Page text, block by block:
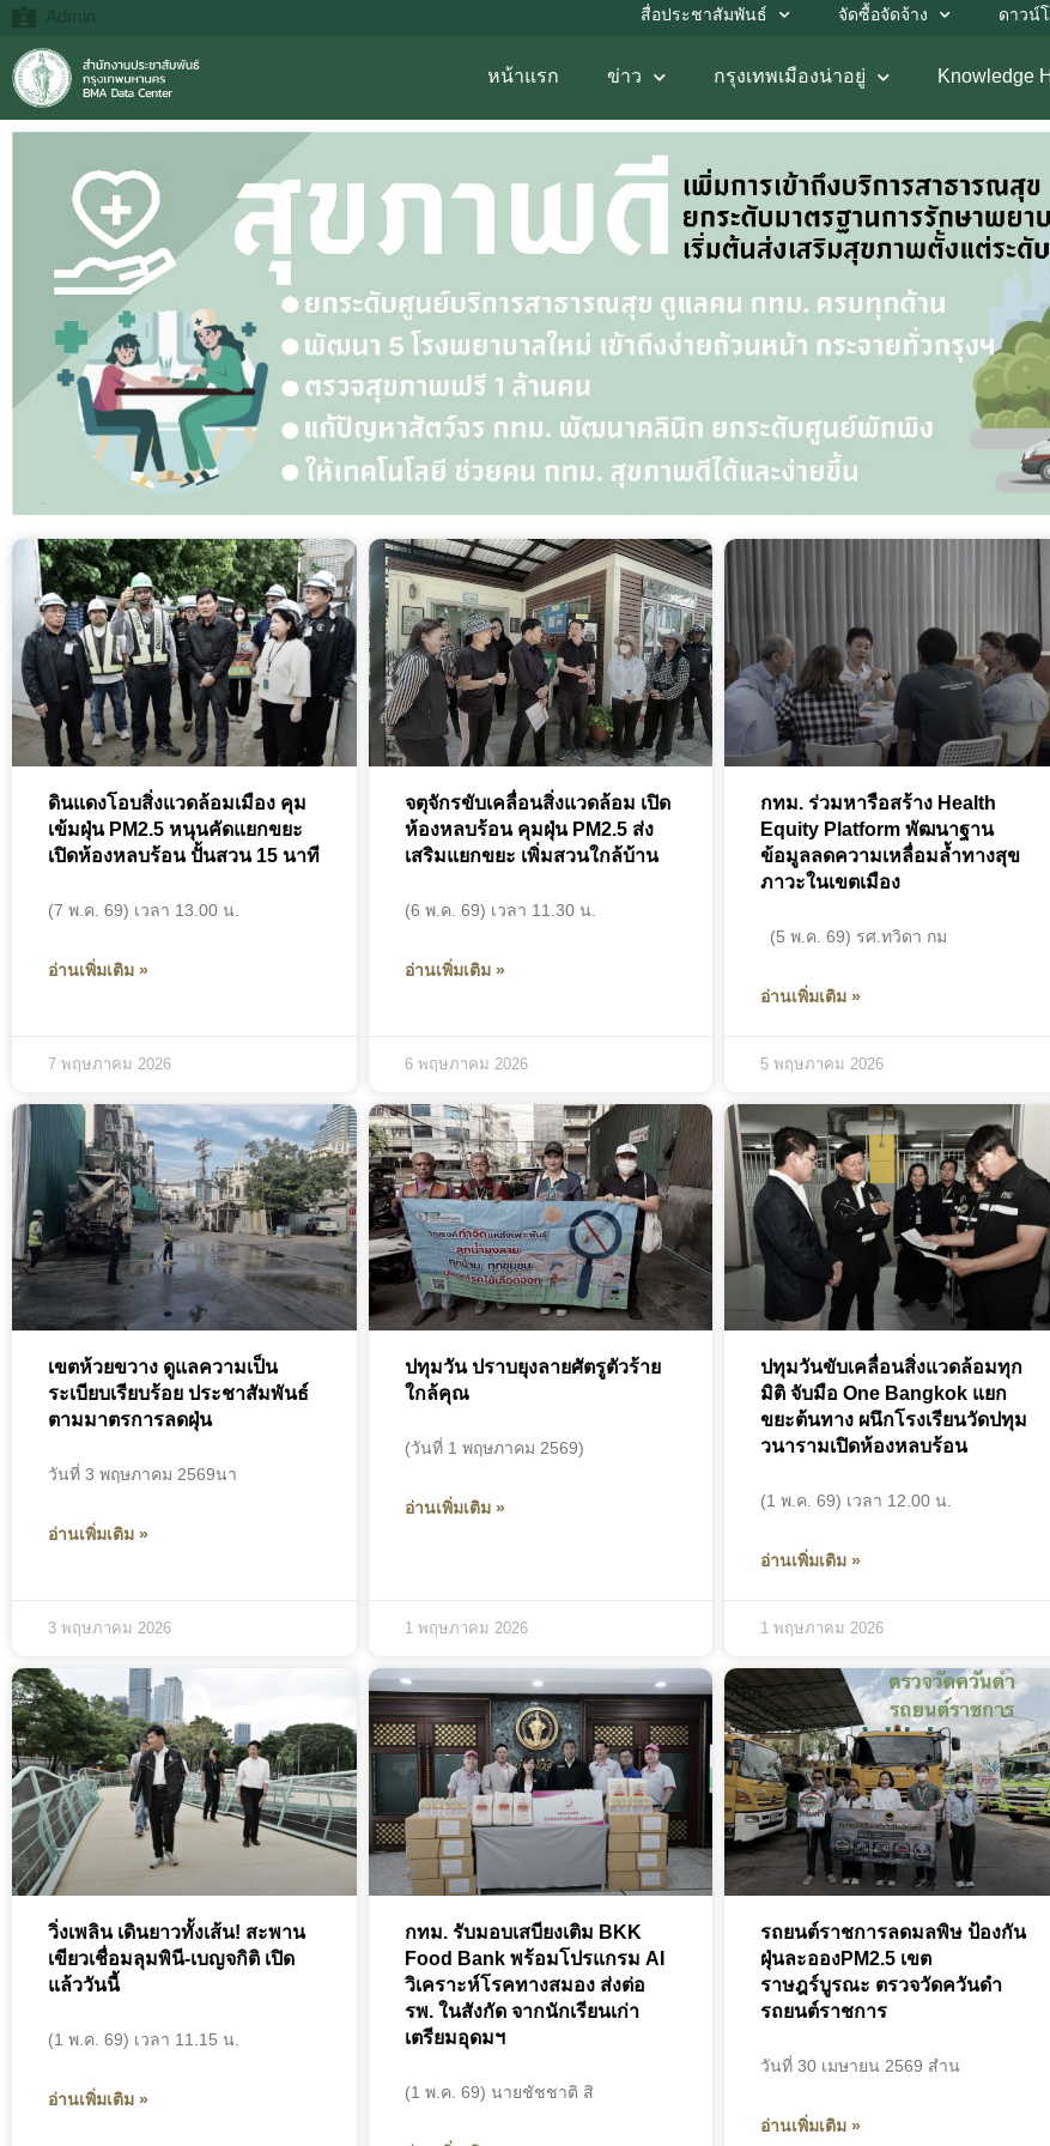
สื่อประชาสัมพันธ์ จัดซื้อจัดจ้าง ดาวน์
หน้าแรก ข่าว กรุงเทพเมืองน่าอยู่ Knowledge
ดินแดงโอบสิ่งแวดล้อมเมือง คุม
เข้มฝุ่น PM2.5 หนุนคัดแยกขยะ
เปิดห้องหลบร้อน ปั้นสวน 15 นาที
(7 พ.ค. 69) เวลา 13.00 น.
อ่านเพิ่มเติม »
7 พฤษภาคม 2026
จตุจักรขับเคลื่อนสิ่งแวดล้อม เปิด
ห้องหลบร้อน คุมฝุ่น PM2.5 ส่ง
เสริมแยกขยะ เพิ่มสวนใกล้บ้าน
(6 พ.ค. 69) เวลา 11.30 น.
อ่านเพิ่มเติม »
6 พฤษภาคม 2026
กทม. ร่วมหารือสร้าง Health
Equity Platform พัฒนาฐาน
ข้อมูลลดความเหลื่อมล้ำทางสุข
ภาวะในเขตเมือง
(5 พ.ค. 69) รศ.ทวิดา กม
อ่านเพิ่มเติม »
5 พฤษภาคม 2026
เขตห้วยขวาง ดูแลความเป็น
ระเบียบเรียบร้อย ประชาสัมพันธ์
ตามมาตรการลดฝุ่น
วัน​ที่ 3 พฤษภาคม​ 2569นา
อ่านเพิ่มเติม »
3 พฤษภาคม 2026
ปทุมวัน​ ปราบยุงลายศัตรูตัวร้าย
ใกล้คุณ
(วันที่ 1 พฤษภาคม 2569)​
อ่านเพิ่มเติม »
1 พฤษภาคม 2026
ปทุมวันขับเคลื่อนสิ่งแวดล้อมทุก
มิติ จับมือ One Bangkok แยก
ขยะต้นทาง ผนึกโรงเรียนวัดปทุม
วนารามเปิดห้องหลบร้อน
(1 พ.ค. 69) เวลา 12.00 น.
อ่านเพิ่มเติม »
1 พฤษภาคม 2026
วิ่งเพลิน เดินยาวทั้งเส้น! สะพาน
เขียวเชื่อมลุมพินี-เบญจกิติ เปิด
แล้ววันนี้
(1 พ.ค. 69) เวลา 11.15 น.
อ่านเพิ่มเติม »
กทม. รับมอบเสบียงเติม BKK
Food Bank พร้อมโปรแกรม AI
วิเคราะห์โรคทางสมอง ส่งต่อ
รพ. ในสังกัด จากนักเรียนเก่า
เตรียมอุดมฯ
(1 พ.ค. 69) นายชัชชาติ สิ
รถยนต์ราชการลดมลพิษ ป้องกัน
ฝุ่นละอองPM2.5 เขต
ราษฎร์บูรณะ ตรวจวัดควันดำ
รถยนต์ราชการ
วันที่ 30 เมษายน 2569 สำน
อ่านเพิ่มเติม »